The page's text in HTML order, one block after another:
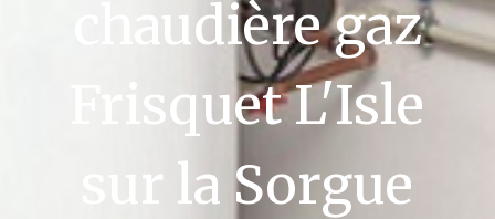
chaudière gaz
Frisquet L'Isle
sur la Sorgue